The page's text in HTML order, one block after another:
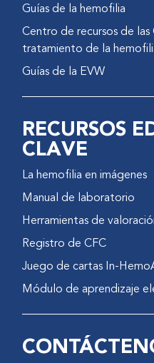
Guías de la hemofilia
Centro de recursos de las
tratamiento de la
Guías de la EVW
RECURSOS
CLAVE
La hemofilia en imágenes
Manual de laboratorio
Herramientas de
Registro de CFC
Juego de cartas In-
Módulo de aprendizaje